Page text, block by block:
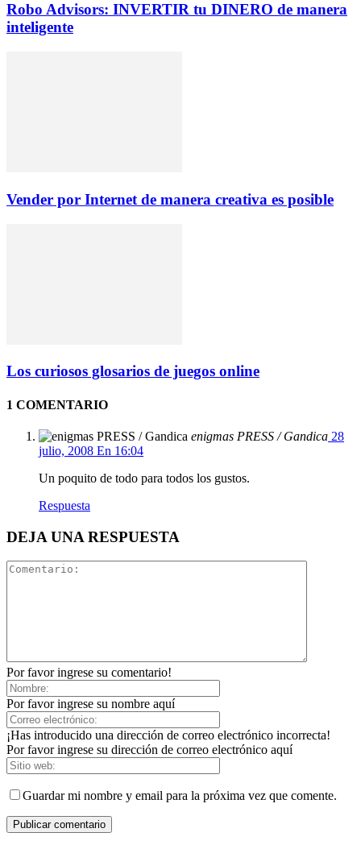
Robo Advisors: INVERTIR tu DINERO de manera
inteligente
Vender por Internet de manera creativa es posible
Los curiosos glosarios de juegos online
1 COMENTARIO
enigmas PRESS / Gandica 28
julio, 2008 En 16:04
Un poquito de todo para todos los gustos.
Respuesta
DEJA UNA RESPUESTA
Por favor ingrese su comentario!
Por favor ingrese su nombre aquí
¡Has introducido una dirección de correo electrónico incorrecta!
Por favor ingrese su dirección de correo electrónico aquí
Guardar mi nombre y email para la próxima vez que comente.